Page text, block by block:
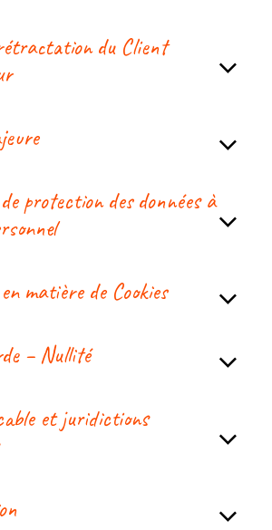
du Client
protection des données à
matière de Cookies
– Nullité
et juridictions